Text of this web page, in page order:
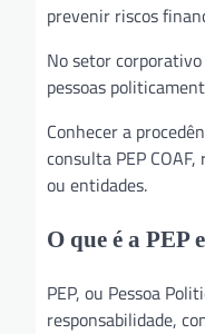
prevenir riscos
No setor
pessoas
Conhecer a
consulta PEP
ou entidades.
O que é a PEP
PEP, ou Pessoa
responsabilidade,